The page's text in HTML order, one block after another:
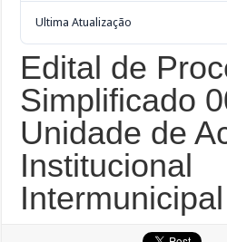
Ultima Atualização
Edital de
Simplificado
Unidade de
Institucional
Intermunicipal